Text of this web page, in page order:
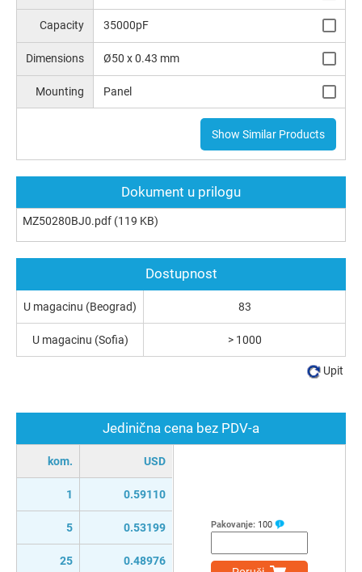
Capacity 35000pF
Dimensions Ø50 x 0.43 mm
Mounting Panel
Show Similar Products
Dokument u prilogu
MZ50280BJ0.pdf (119 KB)
Jedinična cena bez PDV-a
kom. USD
1 0.59110
5 0.53199
25 0.48976
Pakovanje: 100
Dostupnost
U magacinu (Beograd) 83
U magacinu (Sofia) > 1000
Upit